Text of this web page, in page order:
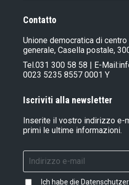
Contatto
Unione democratica di centro
generale, Casella postale,
Tel.031 300 58 58 | E-Mail:
0023 5235 8557 0001 Y
Iscriviti alla newsletter
Inserite il vostro indirizzo e-
primi le ultime informazioni.
Ich habe die